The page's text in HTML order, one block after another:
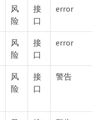
风
险
接
口
error
风
险
接
口
error
风
险
接
口
警告